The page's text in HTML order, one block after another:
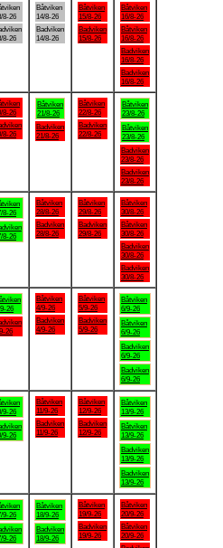
8-26
8-26
Båtviken
14/8-26
Badviken
14/8-26
Båtviken
15/8-26
Badviken
15/8-26
Båtviken
16/8-26
Båtviken
16/8-26
Badviken
16/8-26
Badviken
16/8-26
8-26
8-26
Båtviken
21/8-26
Badviken
21/8-26
Båtviken
22/8-26
Badviken
22/8-26
Båtviken
23/8-26
Båtviken
23/8-26
Badviken
23/8-26
Badviken
23/8-26
8-26
8-26
Båtviken
28/8-26
Badviken
28/8-26
Båtviken
29/8-26
Badviken
29/8-26
Båtviken
30/8-26
Båtviken
30/8-26
Badviken
30/8-26
Badviken
30/8-26
26
26
Båtviken
4/9-26
Badviken
4/9-26
Båtviken
5/9-26
Badviken
5/9-26
Båtviken
6/9-26
Båtviken
6/9-26
Badviken
6/9-26
Badviken
6/9-26
9-26
9-26
Båtviken
11/9-26
Badviken
11/9-26
Båtviken
12/9-26
Badviken
12/9-26
Båtviken
13/9-26
Båtviken
13/9-26
Badviken
13/9-26
Badviken
13/9-26
9-26
9-26
Båtviken
18/9-26
Badviken
18/9-26
Båtviken
19/9-26
Badviken
19/9-26
Båtviken
20/9-26
Båtviken
20/9-26